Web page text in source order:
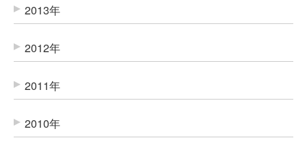
2013年
2012年
2011年
2010年